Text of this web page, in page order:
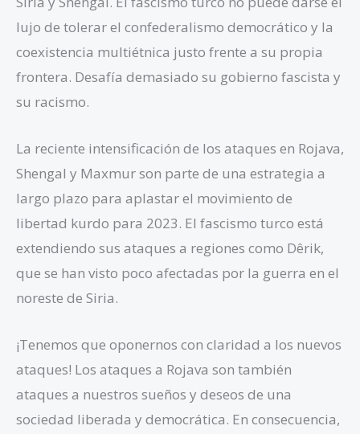
lujo de tolerar el confederalismo democrático y la
coexistencia multiétnica justo frente a su propia
frontera. Desafía demasiado su gobierno fascista y
su racismo.
La reciente intensificación de los ataques en Rojava,
Shengal y Maxmur son parte de una estrategia a
largo plazo para aplastar el movimiento de
libertad kurdo para 2023. El fascismo turco está
extendiendo sus ataques a regiones como Dêrik,
que se han visto poco afectadas por la guerra en el
noreste de Siria.
¡Tenemos que oponernos con claridad a los nuevos
ataques! Los ataques a Rojava son también
ataques a nuestros sueños y deseos de una
sociedad liberada y democrática. En consecuencia,